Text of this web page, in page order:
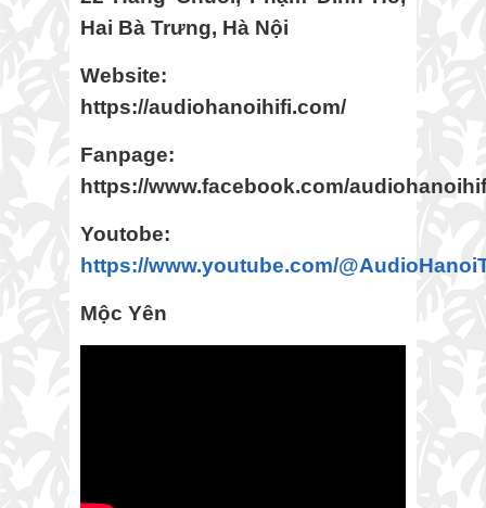
Hai Bà Trưng, Hà Nội
Website:
https://audiohanoihifi.com/
Fanpage:
https://www.facebook.com/
Youtobe:
https://www.youtube.com/
Mộc Yên